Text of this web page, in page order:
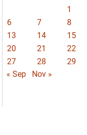
1
6
7 8
13
14 15
20
21 22
27
28 29
« Sep
Nov »